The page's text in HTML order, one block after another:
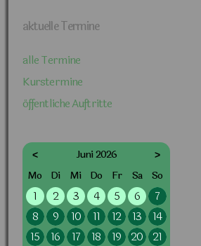
aktuelle Termine
Navigation
überspringen
alle Termine
Kurstermine
öffentliche Auftritte
< Juni 2026 >
Montag
Dienstag
Mittwoch
Donnerstag
Freitag
Samstag
Sonntag
1 2 3 4 5 6
7
8
9 10 11 12 13
14
15
16 17 18 19 20 21